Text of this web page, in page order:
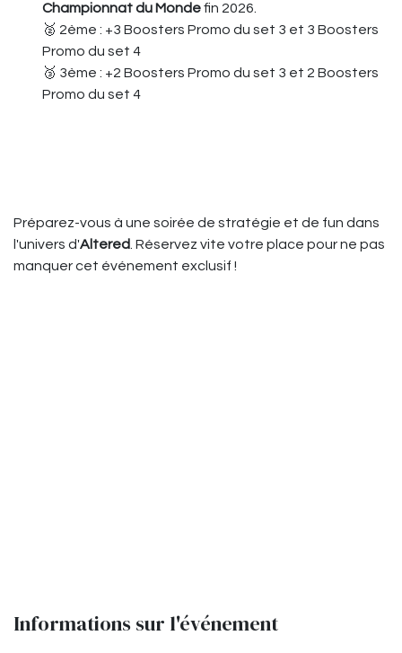
Championnat du Mondefin 2026.
🥈 2ème : +3 Boosters Promo du set 3 et 3 Boosters
Promo du set 4
🥉 3ème : +2 Boosters Promo du set 3 et 2 Boosters
Promo du set 4
Préparez-vous à une soirée de stratégie et de fun dans
l'univers d'Altered . Réservez vite votre place pour ne pas
manquer cet événement exclusif !
Informations sur l'événement